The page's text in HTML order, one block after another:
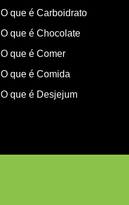
O que é Carboidrato
O que é Chocolate
O que é Comer
O que é Comida
O que é Desjejum